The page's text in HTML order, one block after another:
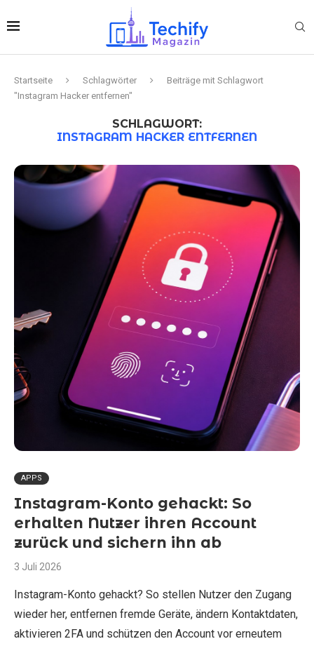
Startseite Schlagwörter
Beiträge mit Schlagwort
"Instagram Hacker entfernen"
SCHLAGWORT:
INSTAGRAM HACKER ENTFERNEN
APPS
Instagram-Konto gehackt: So
erhalten Nutzer ihren Account
zurück und sichern ihn ab
3 Juli 2026
Instagram-Konto gehackt? So stellen Nutzer den Zugang
wieder her, entfernen fremde Geräte, ändern Kontaktdaten,
aktivieren 2FA und schützen den Account vor erneutem